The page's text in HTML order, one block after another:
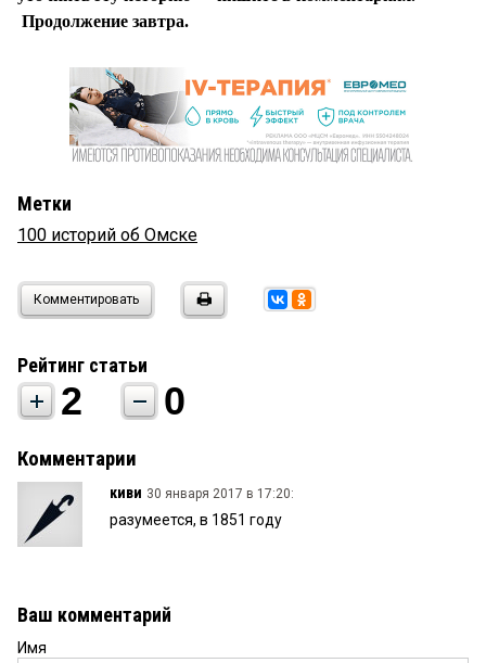
Продолжение завтра.
Метки
100 историй об Омске
Комментировать
Рейтинг статьи
2 0
Комментарии
киви 30 января 2017 в 17:20:
разумеется, в 1851 году
Ваш комментарий
Имя